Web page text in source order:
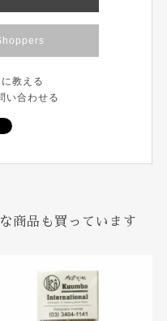
教える
い合わせる
商品も買っています